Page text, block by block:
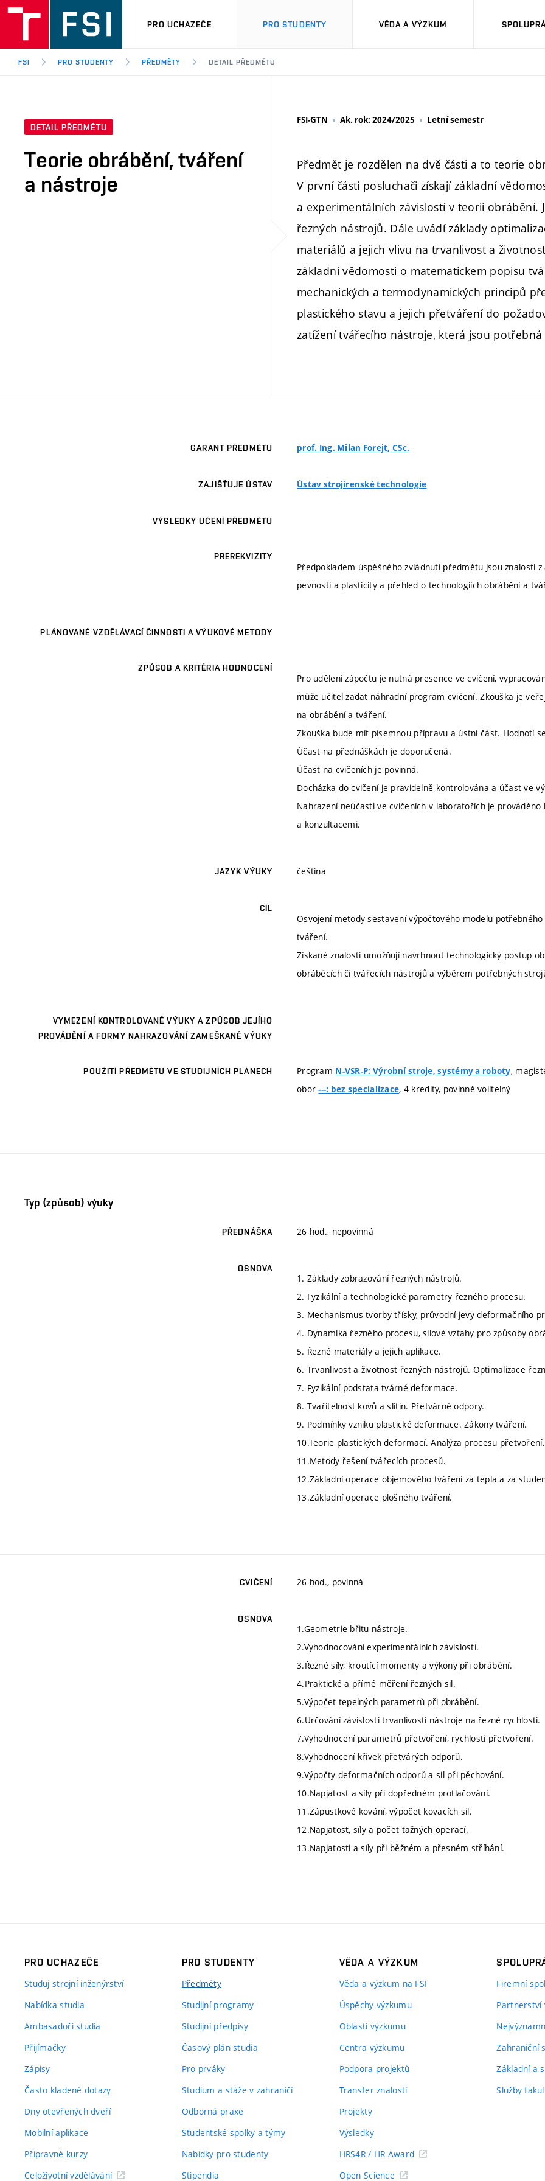
PRO UCHAZEČE PRO STUDENTY VĚDA A VÝZKUM
FSI PRO STUDENTY PŘEDMĚTY DETAIL PŘEDMĚTU
DETAIL PŘEDMĚTU
Teorie obrábění, tváření
a nástroje
FSI-GTN Ak. rok: 2024/2025 Letní semestr
Předmět je rozdělen na dvě části a to teorie
V první části posluchači získají základní
a experimentálních závislostí v teorii
řezných nástrojů. Dále uvádí základy
materiálů a jejich vlivu na trvanlivost a
základní vědomosti o matematickem popisu
mechanických a termodynamických principů
plastického stavu a jejich přetváření do
zatížení tvářecího nástroje, která jsou
GARANT PŘEDMĚTU prof. Ing. Milan Forejt, CSc.
ZAJIŠŤUJE ÚSTAV Ústav strojírenské technologie
VÝSLEDKY UČENÍ PŘEDMĚTU
PREREKVIZITY
Předpokladem úspěšného zvládnutí předmětu jsou znalosti
pevnosti a plasticity a přehled o technologiích obrábění a
PLÁNOVANÉ VZDĚLÁVACÍ ČINNOSTI A VÝUKOVÉ METODY
ZPŮSOB A KRITÉRIA HODNOCENÍ
Pro udělení zápočtu je nutná presence ve cvičení,
může učitel zadat náhradní program cvičení. Zkouška je
na obrábění a tváření.
Zkouška bude mít písemnou přípravu a ústní část. Hodnotí
Účast na přednáškách je doporučená.
Účast na cvičeních je povinná.
Docházka do cvičení je pravidelně kontrolována a účast ve
Nahrazení neúčasti ve cvičeních v laboratořích je
a konzultacemi.
JAZYK VÝUKY čeština
CÍL
Osvojení metody sestavení výpočtového modelu
tváření.
Získané znalosti umožňují navrhnout technologický postup
obráběcích či tvářecích nástrojů a výběrem potřebných
VYMEZENÍ KONTROLOVANÉ VÝUKY A ZPŮSOB JEJÍHO
PROVÁDĚNÍ A FORMY NAHRAZOVÁNÍ ZAMEŠKANÉ VÝUKY
POUŽITÍ PŘEDMĚTU VE STUDIJNÍCH PLÁNECH Program N-VSR-P: Výrobní stroje, systémy a roboty,
obor---: bez specializace, 4 kredity, povinně volitelný
Typ (způsob) výuky
PŘEDNÁŠKA 26 hod., nepovinná
OSNOVA
1. Základy zobrazování řezných nástrojů.
2. Fyzikální a technologické parametry řezného procesu.
3. Mechanismus tvorby třísky, průvodní jevy deformačního
4. Dynamika řezného procesu, silové vztahy pro způsoby
5. Řezné materiály a jejich aplikace.
6. Trvanlivost a životnost řezných nástrojů. Optimalizace
7. Fyzikální podstata tvárné deformace.
8. Tvařitelnost kovů a slitin. Přetvárné odpory.
9. Podmínky vzniku plastické deformace. Zákony tváření.
10.Teorie plastických deformací. Analýza procesu přetvoření.
11.Metody řešení tvářecích procesů.
12.Základní operace objemového tváření za tepla a za
13.Základní operace plošného tváření.
CVIČENÍ 26 hod., povinná
OSNOVA
1.Geometrie břitu nástroje.
2.Vyhodnocování experimentálních závislostí.
3.Řezné síly, kroutící momenty a výkony při obrábění.
4.Praktické a přímé měření řezných sil.
5.Výpočet tepelných parametrů při obrábění.
6.Určování závislosti trvanlivosti nástroje na řezné rychlosti.
7.Vyhodnocení parametrů přetvoření, rychlosti přetvoření.
8.Vyhodnocení křivek přetvárých odporů.
9.Výpočty deformačních odporů a sil při pěchování.
10.Napjatost a síly při dopředném protlačování.
11.Zápustkové kování, výpočet kovacích sil.
12.Napjatost, síly a počet tažných operací.
13.Napjatosti a síly při běžném a přesném stříhání.
PRO UCHAZEČE
Studuj strojní inženýrství
Nabídka studia
Ambasadoři studia
Přijímačky
Zápisy
Často kladené dotazy
Dny otevřených dveří
Mobilní aplikace
Přípravné kurzy
Celoživotní vzdělávání
PRO STUDENTY
Předměty
Studijní programy
Studijní předpisy
Časový plán studia
Pro prváky
Studium a stáže v zahraničí
Odborná praxe
Studentské spolky a týmy
Nabídky pro studenty
Stipendia
VĚDA A VÝZKUM
Věda a výzkum na FSI
Úspěchy výzkumu
Oblasti výzkumu
Centra výzkumu
Podpora projektů
Transfer znalostí
Projekty
Výsledky
HRS4R / HR Award
Open Science
Firemní
Partnerství
Zahraniční
Základní a
Služby